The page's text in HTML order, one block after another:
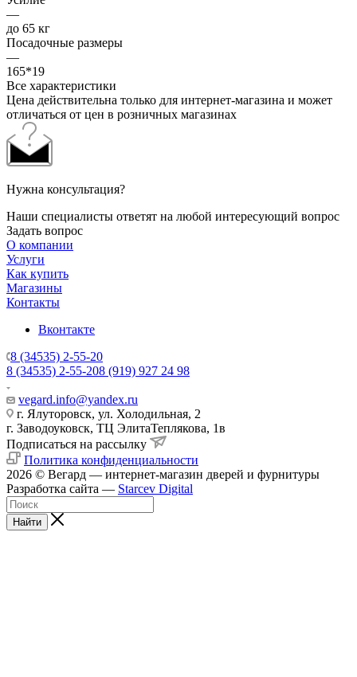
—
до 65 кг
Посадочные размеры
—
165*19
Все характеристики
Цена действительна только для интернет-магазина и может
отличаться от цен в розничных магазинах
Нужна консультация?
Наши специалисты ответят на любой интересующий вопрос
Задать вопрос
О компании
Услуги
Как купить
Магазины
Контакты
Вконтакте
8 (34535) 2-55-20
8 (34535) 2-55-208 (919) 927 24 98
vegard.info@yandex.ru
г. Ялуторовск, ул. Холодильная, 2
г. Заводоуковск, ​ТЦ Элита​Теплякова, 1в
Подписаться на рассылку
Политика конфиденциальности
2026 © Вегард — интернет-магазин дверей и фурнитуры
Разработка сайта — Starcev Digital
Найти